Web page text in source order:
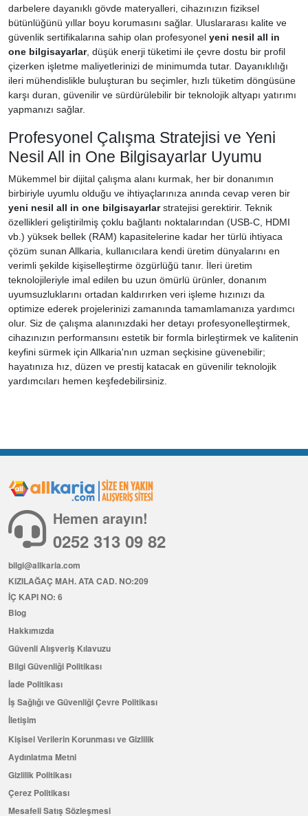
darbelere dayanıklı gövde materyalleri, cihazınızın fiziksel
bütünlüğünü yıllar boyu korumasını sağlar. Uluslararası kalite ve
güvenlik sertifikalarına sahip olan profesyonel yeni nesil all in
one bilgisayarlar, düşük enerji tüketimi ile çevre dostu bir profil
çizerken işletme maliyetlerinizi de minimumda tutar. Dayanıklılığı
ileri mühendislikle buluşturan bu seçimler, hızlı tüketim döngüsüne
karşı duran, güvenilir ve sürdürülebilir bir teknolojik altyapı yatırımı
yapmanızı sağlar.
Profesyonel Çalışma Stratejisi ve Yeni
Nesil All in One Bilgisayarlar Uyumu
Mükemmel bir dijital çalışma alanı kurmak, her bir donanımın
birbiriyle uyumlu olduğu ve ihtiyaçlarınıza anında cevap veren bir
yeni nesil all in one bilgisayarlarstratejisi gerektirir. Teknik
özellikleri geliştirilmiş çoklu bağlantı noktalarından (USB-C, HDMI
vb.) yüksek bellek (RAM) kapasitelerine kadar her türlü ihtiyaca
çözüm sunan Allkaria, kullanıcılara kendi üretim dünyalarını en
verimli şekilde kişiselleştirme özgürlüğü tanır. İleri üretim
teknolojileriyle imal edilen bu uzun ömürlü ürünler, donanım
uyumsuzluklarını ortadan kaldırırken veri işleme hızınızı da
optimize ederek projelerinizi zamanında tamamlamanıza yardımcı
olur. Siz de çalışma alanınızdaki her detayı profesyonelleştirmek,
cihazınızın performansını estetik bir formla birleştirmek ve kalitenin
keyfini sürmek için Allkaria'nın uzman seçkisine güvenebilir;
hayatınıza hız, düzen ve prestij katacak en güvenilir teknolojik
yardımcıları hemen keşfedebilirsiniz.
Hemen arayın!
0252 313 09 82
bilgi@allkaria.com
KIZILAĞAÇ MAH. ATA CAD. NO:209
İÇ KAPI NO: 6
Blog
Hakkımızda
Güvenli Alışveriş Kılavuzu
Bilgi Güvenliği Politikası
İade Politikası
İş Sağlığı ve Güvenliği Çevre Politikası
İletişim
Kişisel Verilerin Korunması ve Gizlilik
Aydınlatma Metni
Gizlilik Politikası
Çerez Politikası
Mesafeli Satış Sözleşmesi